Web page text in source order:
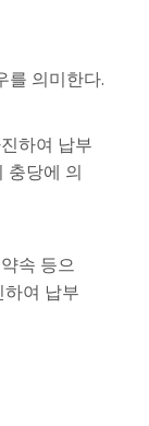
를 의미한다.
하여 납부
충당에 의
속 등으
여 납부